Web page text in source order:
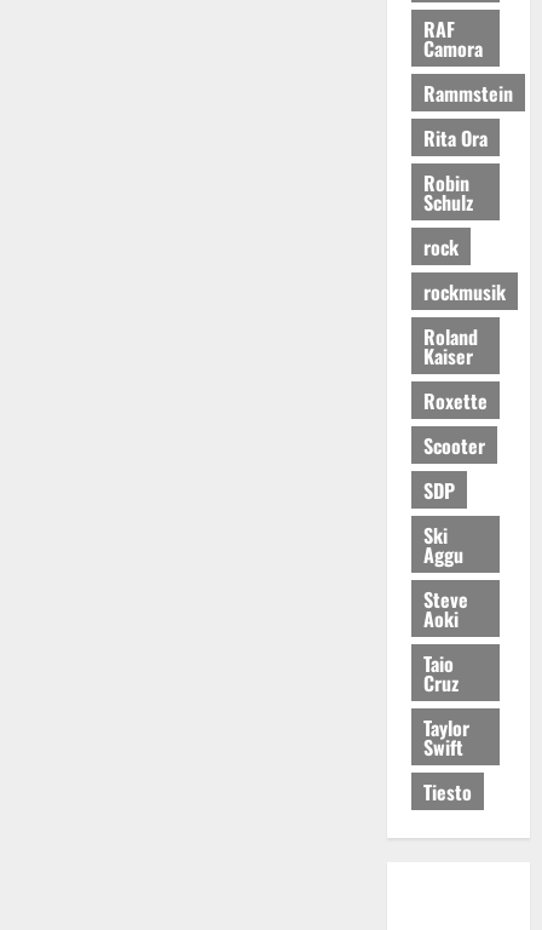
RAF
Camora
Rammstein
Rita Ora
Robin
Schulz
rock
rockmusik
Roland
Kaiser
Roxette
Scooter
SDP
Ski
Aggu
Steve
Aoki
Taio
Cruz
Taylor
Swift
Tiesto